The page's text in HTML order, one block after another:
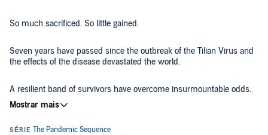
So much sacrificed. So little gained.
Seven years have passed since the outbreak of the Tilian Virus and
the effects of the disease devastated the world.
A resilient band of survivors have overcome insurmountable odds.
But now, on the brink of human extinction, can hope's dim light be
strengthened? Can a cure exist to purge the darkness before the